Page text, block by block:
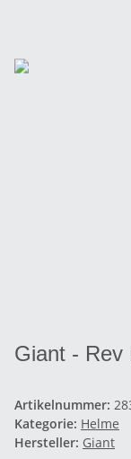
Giant - Rev
Artikelnummer:
Kategorie: Helme
Hersteller: Giant